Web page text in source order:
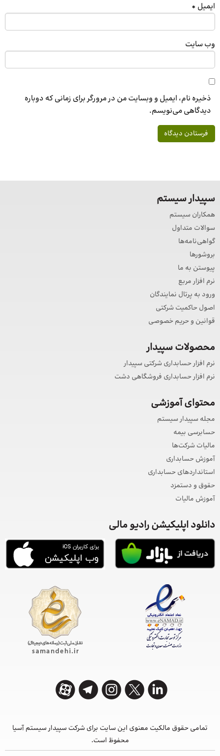
ایمیل *
وب‌ سایت
ذخیره نام، ایمیل و وبسایت من در مرورگر برای زمانی که دوباره
دیدگاهی می‌نویسم.
سپیدار سیستم
همکاران سیستم
سوالات متداول
گواهی‌نامه‌ها
بروشورها
پیوستن به ما
نرم افزار مربع
ورود به پرتال نمایندگان
اصول حاکمیت شرکتی
قوانین و حریم خصوصی
محصولات سپیدار
نرم افزار حسابداری شرکتی سپیدار
نرم افزار حسابداری فروشگاهی دشت
محتوای آموزشی
مجله سپیدار سیستم
حسابرسی بیمه
مالیات شرکت‌ها
آموزش حسابداری
استانداردهای حسابداری
حقوق و دستمزد
آموزش مالیات
دانلود اپلیکیشن رادیو مالی
تمامی حقوق مالکیت معنوی این ‌سایت برای شرکت سپیدار سیستم آسیا
محفوظ است.